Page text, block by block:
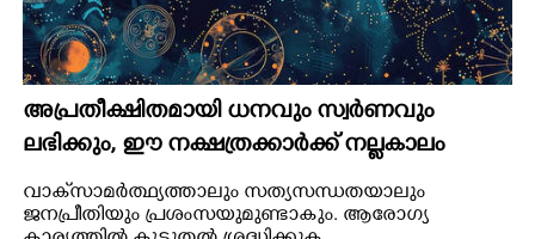
അപ്രതീക്ഷിതമായി ധനവും സ്വർണവും
ലഭിക്കും, ഈ നക്ഷത്രക്കാർക്ക് നല്ലകാലം
വരുന്നു
വാക്‌സാമര്‍ത്ഥ്യത്താലും സത്യസന്ധതയാലും
ജനപ്രീതിയും പ്രശംസയുമുണ്ടാകും. ആരോഗ്യ